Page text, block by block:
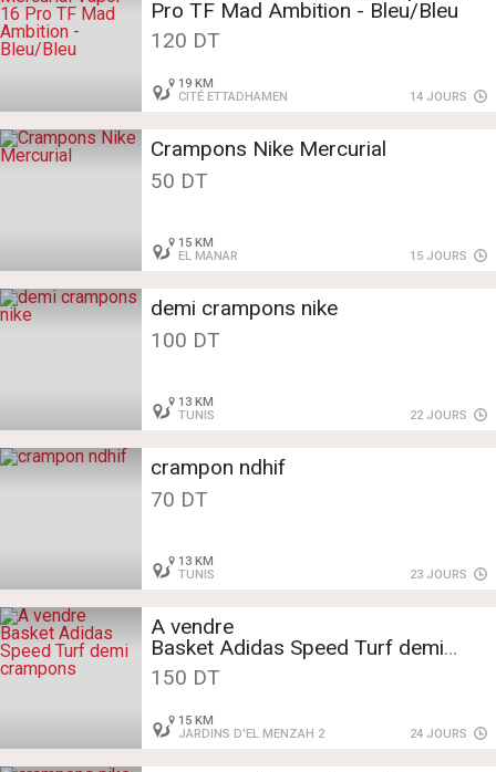
Pro TF Mad Ambition - Bleu/Bleu
120 DT
19 KM
CITÉ ETTADHAMEN
14 JOURS
Crampons Nike Mercurial
50 DT
15 KM
EL MANAR
15 JOURS
demi crampons nike
100 DT
13 KM
TUNIS
22 JOURS
crampon ndhif
70 DT
13 KM
TUNIS
23 JOURS
A vendre
Basket Adidas Speed Turf demi
crampons
150 DT
15 KM
JARDINS D'EL MENZAH 2
24 JOURS